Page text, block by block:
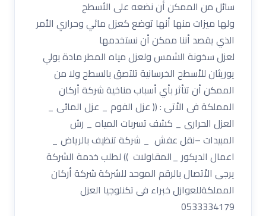
سائل من الممكن أن نضعه على الأسطح
ولها ميزات منها أنها توضع كعزل مائي وحراري الأمر
الذي يقصد أننا ممكن أن نستخدمها
لعزل سخونة الشمس ولعزل مياه المطر مادة بولي
يوريثان للأسطح الخرسانية تلتصق بالسطح ولا من
الممكن أن تتأثر بأي أسباب مناخية شركة أركان
المملكة فى الاْتى : (( عزل الفوم _ عزل المائى _
العزل الحرارى _ كشف تسربات المياه _ رش
المبيدات –نقل عفش _ شركة تنظيف بالرياض _
اعمال الديكور _المقاولات )) لطلب خدمة الشركة
يرجى الاْتصال بالرقم الموحد للشركة شركة أركان
المملكةللعوازل خبراء فى تكنلوجيا العزل
0533334179